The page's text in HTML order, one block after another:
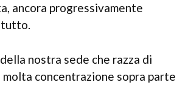
ancora progressivamente
tutto.
nostra sede che razza di
concentrazione sopra parte